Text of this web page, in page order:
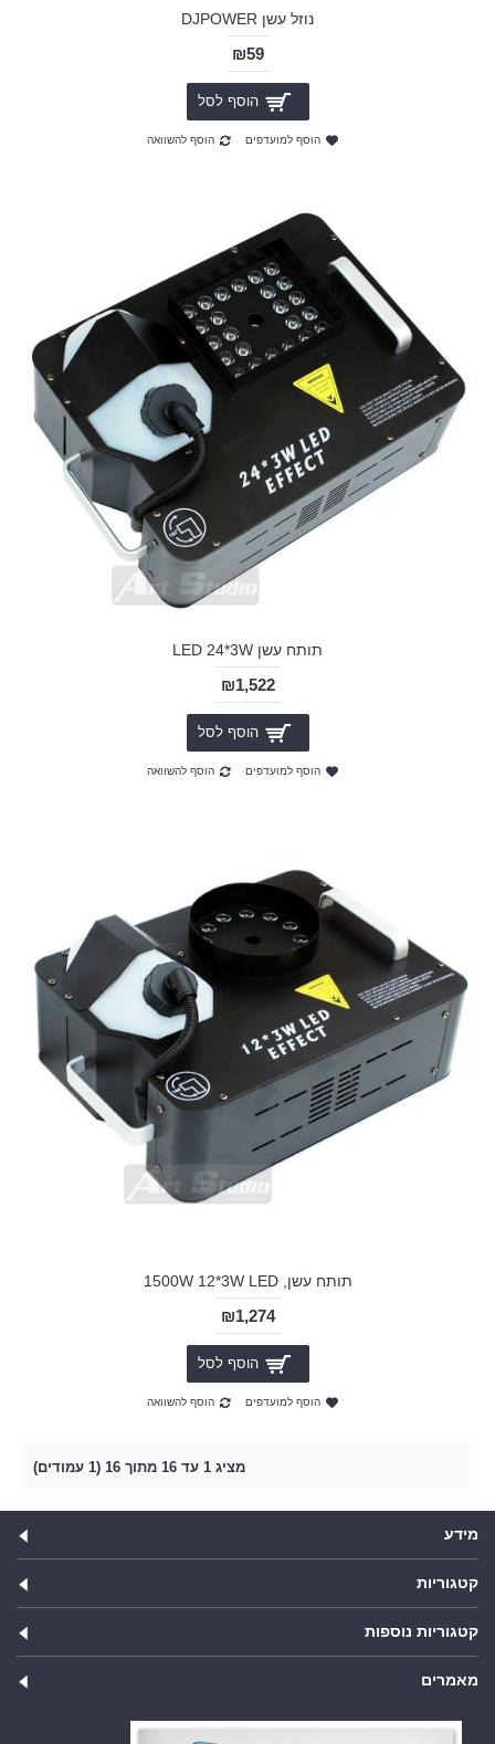
נוזל עשן DJPOWER
₪59
הוסף לסל
הוסף למועדפים הוסף להשוואה
תותח עשן LED 24*3W
₪1,522
הוסף לסל
הוסף למועדפים הוסף להשוואה
תותח עשן, 1500W 12*3W LED
₪1,274
הוסף לסל
הוסף למועדפים הוסף להשוואה
מציג 1 עד 16 מתוך 16 (1 עמודים)
מידע
קטגוריות
קטגוריות נוספות
מאמרים